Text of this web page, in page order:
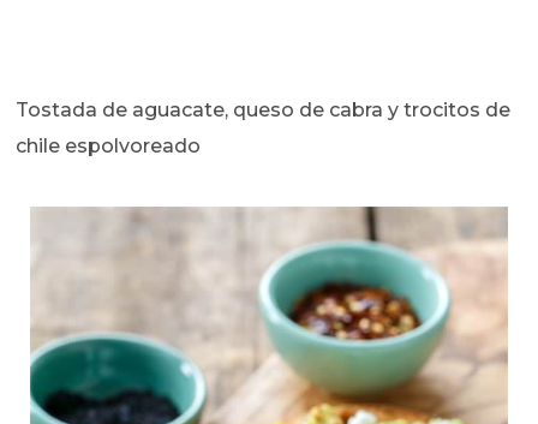
Tostada de aguacate, queso de cabra y trocitos de
chile espolvoreado